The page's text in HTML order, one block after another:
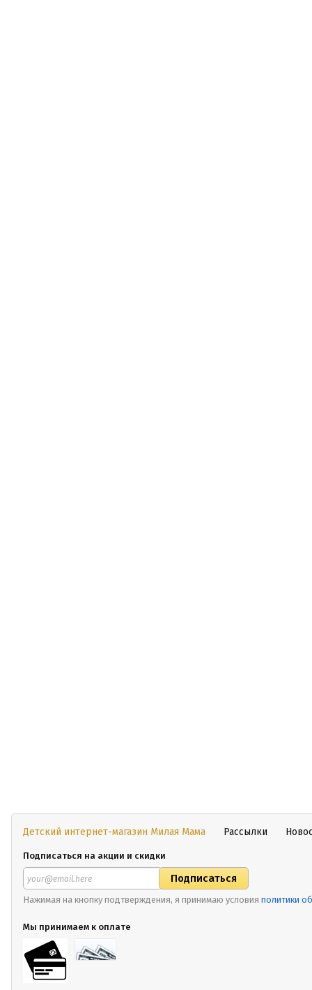
Детский интернет-магазин Милая Мама Рассылки
Подписаться на акции и скидки
Нажимая на кнопку подтверждения, я принимаю условия политики
Мы принимаем к оплате